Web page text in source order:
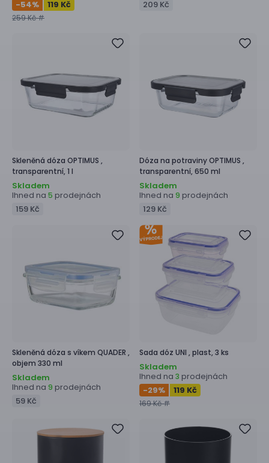
-54% 119 Kč
259 Kč #
209 Kč
Skleněná dóza OPTIMUS ,
transparentní, 1 l
Skladem
Ihned na 5 prodejnách
159 Kč
Dóza na potravinyOPTIMUS ,
transparentní, 650 ml
Skladem
Ihned na 9 prodejnách
129 Kč
Skleněná dóza s víkem QUADER ,
objem 330 ml
Skladem
Ihned na 9 prodejnách
59 Kč
Sada dóz UNI , plast, 3 ks
Skladem
Ihned na 3 prodejnách
-29% 119 Kč
169 Kč #